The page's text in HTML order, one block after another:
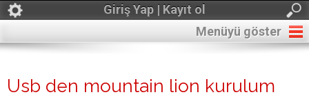
Giriş Yap | Kayıt ol
Menüyü göster
Usb den mountain lion kurulum